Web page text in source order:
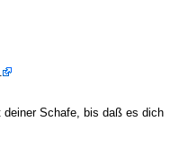
deiner Schafe, bis daß es dich